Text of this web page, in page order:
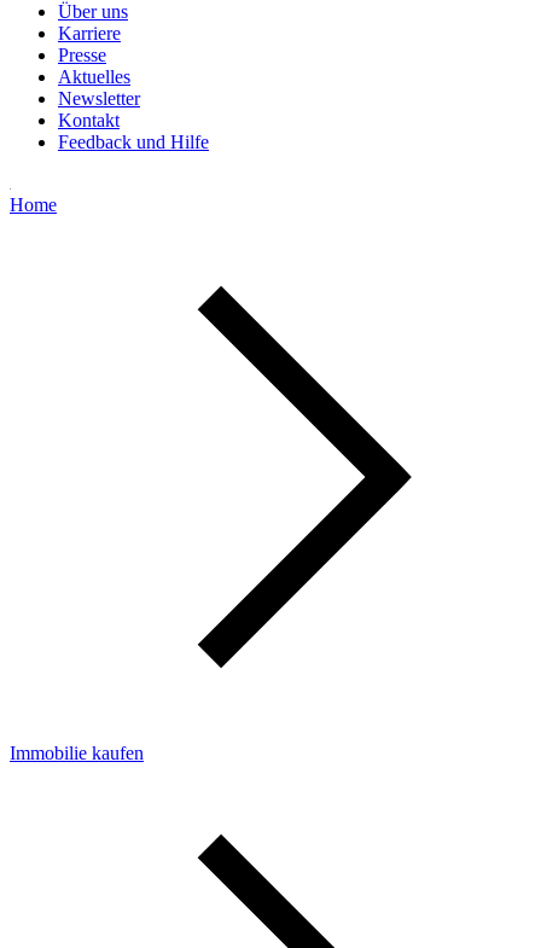
Über uns
Karriere
Presse
Aktuelles
Newsletter
Kontakt
Feedback und Hilfe
Home
Immobilie kaufen